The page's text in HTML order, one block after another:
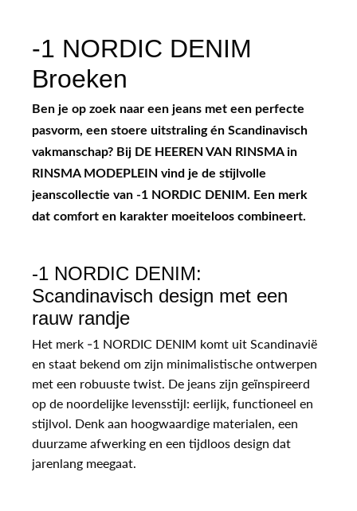
-1 NORDIC DENIM
Broeken
Ben je op zoek naar een jeans met een perfecte
pasvorm, een stoere uitstraling én Scandinavisch
vakmanschap? Bij DE HEEREN VAN RINSMA in
RINSMA MODEPLEIN vind je de stijlvolle
jeanscollectie van -1 NORDIC DENIM. Een merk
dat comfort en karakter moeiteloos combineert.
-1 NORDIC DENIM:
Scandinavisch design met een
rauw randje
Het merk -1 NORDIC DENIM komt uit Scandinavië
en staat bekend om zijn minimalistische ontwerpen
met een robuuste twist. De jeans zijn geïnspireerd
op de noordelijke levensstijl: eerlijk, functioneel en
stijlvol. Denk aan hoogwaardige materialen, een
duurzame afwerking en een tijdloos design dat
jarenlang meegaat.